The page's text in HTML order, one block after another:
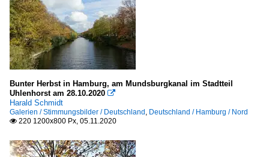
Bunter Herbst in Hamburg, am Mundsburgkanal im Stadtteil
Uhlenhorst am 28.10.2020 
Harald Schmidt
Galerien / Stimmungsbilder / Deutschland , Deutschland / Hamburg / Nord
 220 1200x800 Px, 05.11.2020